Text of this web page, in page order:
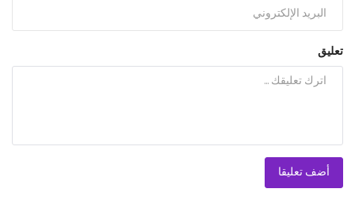
تعليق
أضف تعليقا